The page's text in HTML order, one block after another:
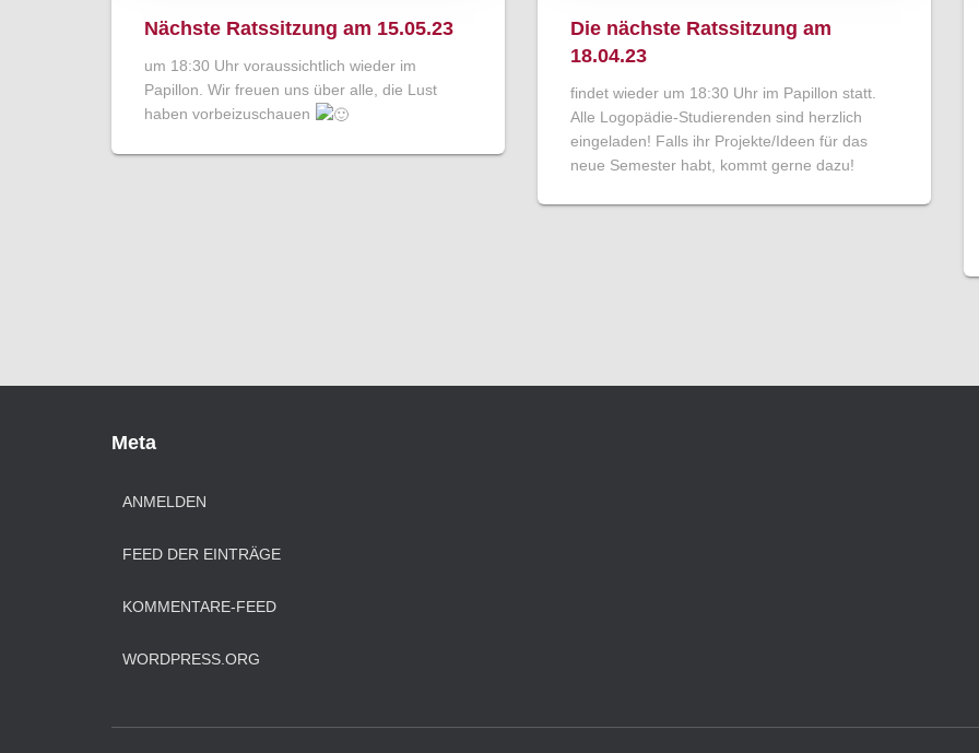
Nächste Ratssitzung am 15.05.23
um 18:30 Uhr voraussichtlich wieder im
Papillon. Wir freuen uns über alle, die Lust
haben vorbeizuschauen
Die nächste Ratssitzung am
18.04.23
findet wieder um 18:30 Uhr im Papillon statt.
Alle Logopädie-Studierenden sind herzlich
eingeladen! Falls ihr Projekte/Ideen für das
neue Semester habt, kommt gerne dazu!
Meta
ANMELDEN
FEED DER EINTRÄGE
KOMMENTARE-FEED
WORDPRESS.ORG